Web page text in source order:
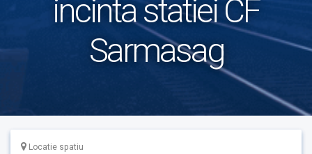
incinta statiei CF
Sarmasag
Locatie spatiu